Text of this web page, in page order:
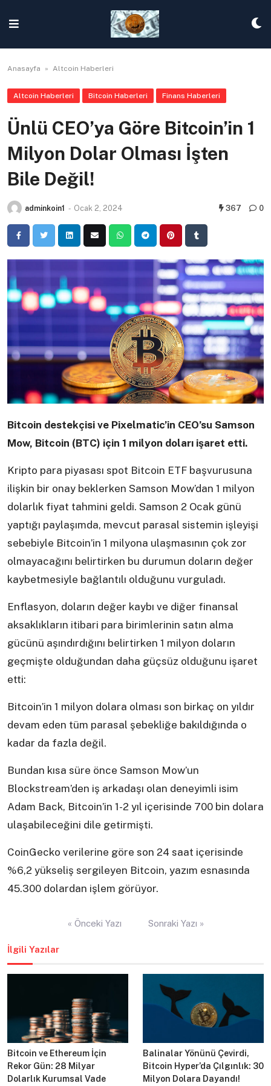
content
Anasayfa » Altcoin Haberleri
Altcoin Haberleri Bitcoin Haberleri Finans Haberleri
Ünlü CEO’ya Göre Bitcoin’in 1
Milyon Dolar Olması İşten
Bile Değil!
adminkoin1 - Ocak 2, 2024 367 0
Bitcoin destekçisi ve Pixelmatic’in CEO’su Samson
Mow, Bitcoin (BTC) için 1 milyon doları işaret etti.
Kripto para piyasası spot Bitcoin ETF başvurusuna
ilişkin bir onay beklerken Samson Mow’dan 1 milyon
dolarlık fiyat tahmini geldi. Samson 2 Ocak günü
yaptığı paylaşımda, mevcut parasal sistemin işleyişi
sebebiyle Bitcoin’in 1 milyona ulaşmasının çok zor
olmayacağını belirtirken bu durumun doların değer
kaybetmesiyle bağlantılı olduğunu vurguladı.
Enflasyon, doların değer kaybı ve diğer finansal
aksaklıkların itibari para birimlerinin satın alma
gücünü aşındırdığını belirtirken 1 milyon doların
geçmişte olduğundan daha güçsüz olduğunu işaret
etti:
Bitcoin’in 1 milyon dolara olması son birkaç on yıldır
devam eden tüm parasal şebekliğe bakıldığında o
kadar da fazla değil.
Bundan kısa süre önce Samson Mow’un
Blockstream’den iş arkadaşı olan deneyimli isim
Adam Back, Bitcoin’in 1-2 yıl içerisinde 700 bin dolara
ulaşabileceğini dile getirmişti.
CoinGecko verilerine göre son 24 saat içerisinde
%6,2 yükseliş sergileyen Bitcoin, yazım esnasında
45.300 dolardan işlem görüyor.
« Önceki Yazı Sonraki Yazı »
İlgili Yazılar
Bitcoin ve Ethereum İçin
Rekor Gün: 28 Milyar
Dolarlık Kurumsal Vade
Balinalar Yönünü Çevirdi,
Bitcoin Hyper’da Çılgınlık: 30
Milyon Dolara Dayandı!